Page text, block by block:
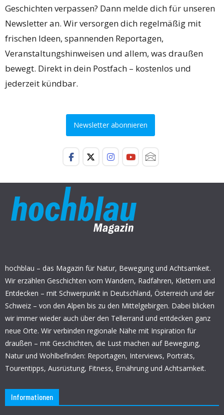
Geschichten verpassen? Dann melde dich für unseren
Newsletter an. Wir versorgen dich regelmäßig mit
frischen Ideen, spannenden Reportagen,
Veranstaltungshinweisen und allem, was draußen
bewegt. Direkt in dein Postfach – kostenlos und
jederzeit kündbar.
Newsletter abonnieren
hochblau – das Magazin für Natur, Bewegung und Achtsamkeit.
Wir erzählen Geschichten vom Wandern, Radfahren, Klettern und
Entdecken – mit Schwerpunkt in Deutschland, Österreich und der
Schweiz – von den Alpen bis zu den Mittelgebirgen. Dabei blicken
wir immer wieder auch über den Tellerrand und entdecken ganz
neue Orte. Wir verbinden regionale Nähe mit Inspiration für
draußen – mit Geschichten, die Lust machen auf Bewegung,
Natur und Wohlbefinden: Reportagen, Interviews, Porträts,
Tourentipps, Ausrüstung, Fitness, Ernährung und Achtsamkeit.
Informationen